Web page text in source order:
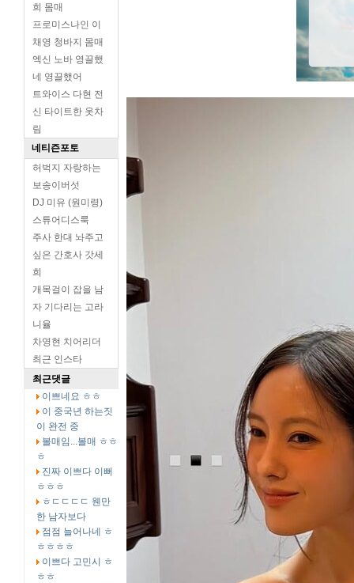
희 몸매
프로미스나인 이
채영 청바지 몸매
엑신 노바 영끌했
네 영끌했어
트와이스 다현 전
신 타이트한 옷차
림
네티즌포토
허벅지 자랑하는
보송이버섯
DJ 미유 (원미령)
스튜어디스룩
주사 한대 놔주고
싶은 간호사 갓세
희
개목걸이 잡을 남
자 기다리는 고라
니율
차영현 치어리더
최근 인스타
최근댓글
이쁘네요 ㅎㅎ
이 중국년 하는짓
이 완전 중
볼매임...볼매 ㅎㅎ
ㅎ
진짜 이쁘다 이뻐
ㅎㅎㅎ
ㅎㄷㄷㄷㄷ 웬만
한 남자보다
점점 늘어나네 ㅎ
ㅎㅎㅎㅎ
이쁘다 고민시 ㅎ
ㅎㅎ